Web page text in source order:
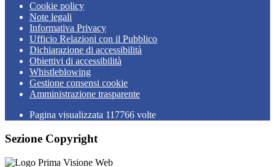
Cookie policy
Note legali
Informativa Privacy
Ufficio Relazioni con il Pubblico
Dichiarazione di accessibilità
Obiettivi di accessibilità
Whistleblowing
Gestione consensi cookie
Amministrazione trasparente
Pagina visualizzata 117766 volte
Sezione Copyright